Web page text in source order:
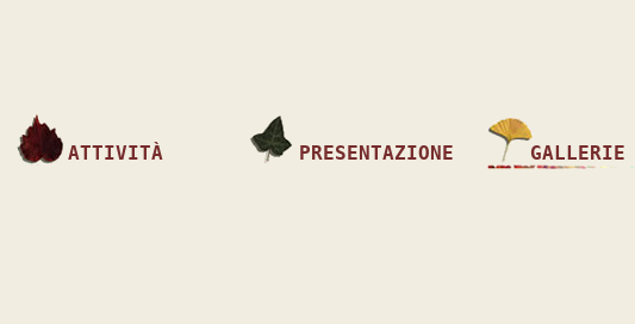
ATTIVITÀ PRESENTAZIONE GALLERIE